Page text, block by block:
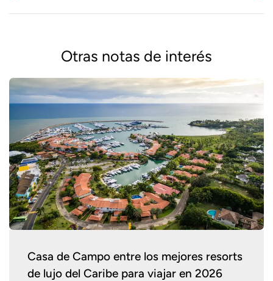
Otras notas de interés
Casa de Campo entre los mejores resorts
de lujo del Caribe para viajar en 2026